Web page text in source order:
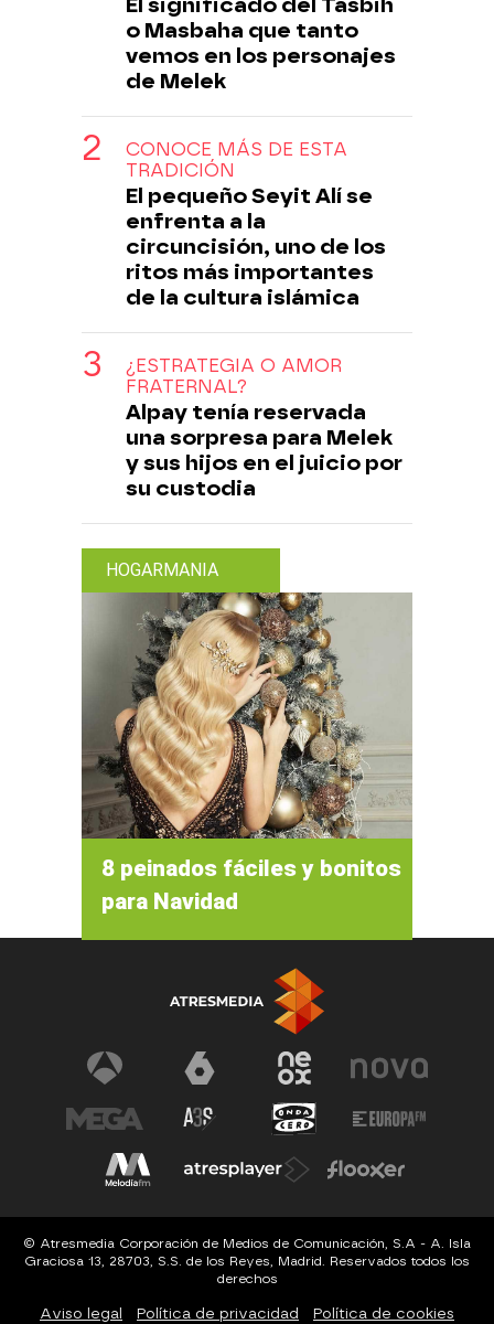
o Masbaha que tanto
vemos en los personajes
de Melek
CONOCE MÁS DE ESTA
TRADICIÓN
El pequeño Seyit Alí se
enfrenta a la
circuncisión, uno de los
ritos más importantes
de la cultura islámica
¿ESTRATEGIA O AMOR
FRATERNAL?
Alpay tenía reservada
una sorpresa para Melek
y sus hijos en el juicio por
su custodia
HOGARMANIA
8 peinados fáciles y bonitos
para Navidad
© Atresmedia Corporación de Medios de Comunicación, S.A - A. Isla
Graciosa 13, 28703, S.S. de los Reyes, Madrid. Reservados todos los
derechos
Aviso legal Política de privacidad Política de cookies